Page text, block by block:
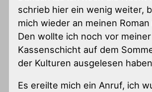
schrieb hier ein wenig weiter,
mich wieder an meinen
Den wollte ich noch vor meiner
Kassenschicht auf dem
der Kulturen ausgelesen
Es ereilte mich ein Anruf, ich